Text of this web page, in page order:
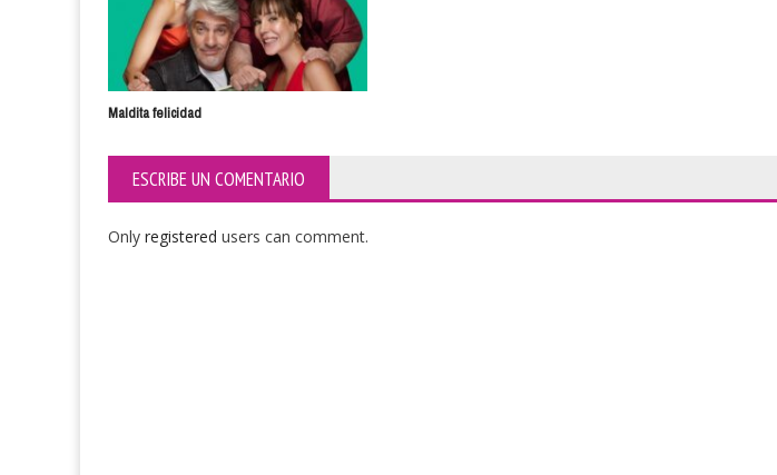
Maldita felicidad
ESCRIBE UN COMENTARIO
Only registered users can comment.